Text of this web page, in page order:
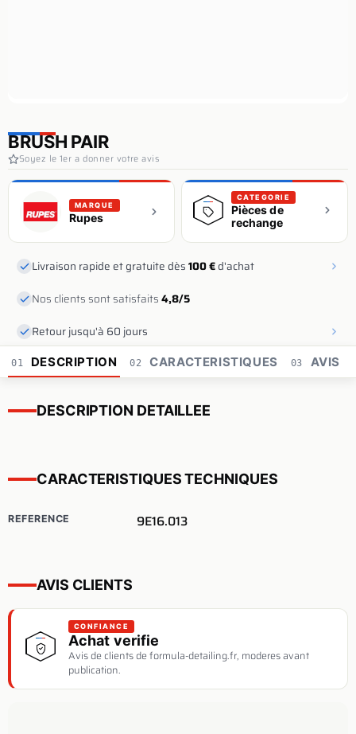
BRUSH PAIR
Soyez le 1er a donner votre avis
MARQUE
Rupes
CATEGORIE
Pièces de
rechange
Livraison rapide et gratuite dès100 €d'achat
Nos clients sont satisfaits4,8/5
Retour jusqu'à 60 jours
01 DESCRIPTION 02 CARACTERISTIQUES 03 AVIS
DESCRIPTION DETAILLEE
CARACTERISTIQUES TECHNIQUES
REFERENCE 9E16.013
AVIS CLIENTS
CONFIANCE
Achat verifie
Avis de clients de formula-detailing.fr, moderes avant
publication.